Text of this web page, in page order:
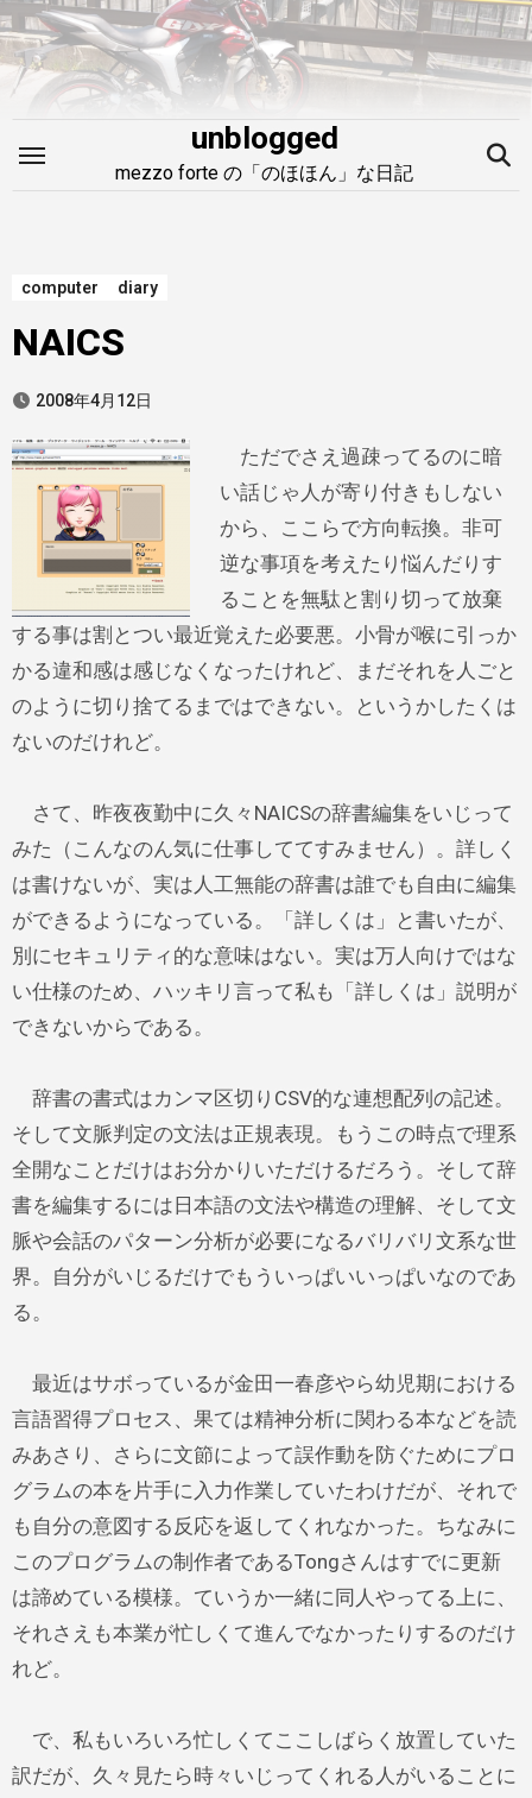
内
容
を
unblogged
mezzo forte の「のほほん」な日記
computer diary
NAICS
2008年4月12日
ただでさえ過疎ってるのに暗
い話じゃ人が寄り付きもしない
から、ここらで方向転換。非可
逆な事項を考えたり悩んだりす
ることを無駄と割り切って放棄
する事は割とつい最近覚えた必要悪。小骨が喉に引っか
かる違和感は感じなくなったけれど、まだそれを人ごと
のように切り捨てるまではできない。というかしたくは
ないのだけれど。
さて、昨夜夜勤中に久々NAICSの辞書編集をいじって
みた（こんなのん気に仕事しててすみません）。詳しく
は書けないが、実は人工無能の辞書は誰でも自由に編集
ができるようになっている。「詳しくは」と書いたが、
別にセキュリティ的な意味はない。実は万人向けではな
い仕様のため、ハッキリ言って私も「詳しくは」説明が
できないからである。
辞書の書式はカンマ区切りCSV的な連想配列の記述。
そして文脈判定の文法は正規表現。もうこの時点で理系
全開なことだけはお分かりいただけるだろう。そして辞
書を編集するには日本語の文法や構造の理解、そして文
脈や会話のパターン分析が必要になるバリバリ文系な世
界。自分がいじるだけでもういっぱいいっぱいなのであ
る。
最近はサボっているが金田一春彦やら幼児期における
言語習得プロセス、果ては精神分析に関わる本などを読
みあさり、さらに文節によって誤作動を防ぐためにプロ
グラムの本を片手に入力作業していたわけだが、それで
も自分の意図する反応を返してくれなかった。ちなみに
このプログラムの制作者であるTongさんはすでに更新
は諦めている模様。ていうか一緒に同人やってる上に、
それさえも本業が忙しくて進んでなかったりするのだけ
れど。
で、私もいろいろ忙しくてここしばらく放置していた
訳だが、久々見たら時々いじってくれる人がいることに